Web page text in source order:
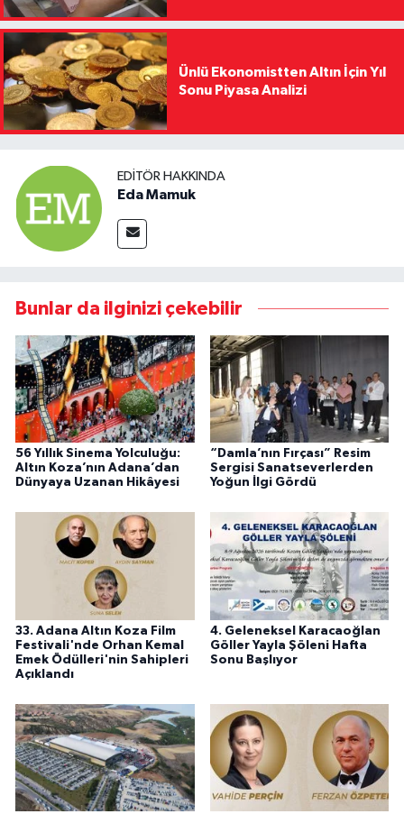
Ünlü Ekonomistten Altın İçin Yıl
Sonu Piyasa Analizi
EDITÖR HAKKINDA
Eda Mamuk
Bunlar da ilginizi çekebilir
56 Yıllık Sinema Yolculuğu:
Altın Koza’nın Adana’dan
Dünyaya Uzanan Hikâyesi
“Damla’nın Fırçası” Resim
Sergisi Sanatseverlerden
Yoğun İlgi Gördü
33. Adana Altın Koza Film
Festivali'nde Orhan Kemal
Emek Ödülleri'nin Sahipleri
Açıklandı
4. Geleneksel Karacaoğlan
Göller Yayla Şöleni Hafta
Sonu Başlıyor